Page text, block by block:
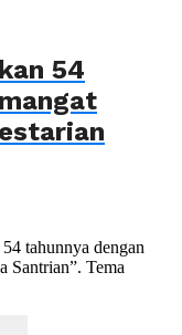
54
tahunnya dengan
Santrian”. Tema